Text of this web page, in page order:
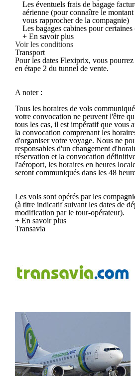
Les éventuels frais de bagage
aérienne (pour connaître le
vous rapprocher de la compagnie)
Les bagages cabines pour
+ En savoir plus
Voir les conditions
Transport
Pour les dates Flexiprix, vous
en étape 2 du tunnel de vente.
A noter :
Tous les horaires de vols
votre convocation ne peuvent l'être
tous les cas, il est impératif que vous
la convocation comprenant les
d'organiser votre voyage. Nous ne
responsables d'un changement
réservation et la convocation
l'aéroport, les horaires en heures
seront communiqués dans les 48
Les vols sont opérés par les
(à titre indicatif suivant les dates de
modification par le tour-opérateur).
+ En savoir plus
Transavia